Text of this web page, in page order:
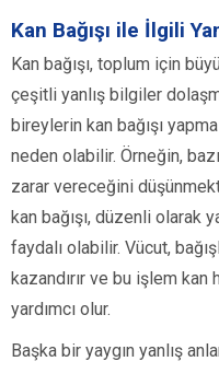
Kan Bağışı ile İlgili
Kan bağışı, toplum için
çeşitli yanlış bilgiler
bireylerin kan bağışı
neden olabilir. Örneğin,
zarar vereceğini
kan bağışı, düzenli olarak
faydalı olabilir. Vücut,
kazandırır ve bu işlem
yardımcı olur.
Başka bir yaygın yanlış